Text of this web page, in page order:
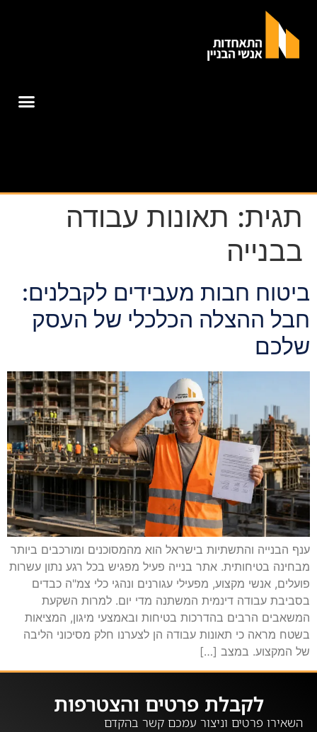
תגית: תאונות עבודה
בבנייה
ביטוח חבות מעבידים לקבלנים:
חבל ההצלה הכלכלי של העסק
שלכם
ענף הבנייה והתשתיות בישראל הוא מהמסוכנים ומורכבים ביותר
מבחינה בטיחותית. אתר בנייה פעיל מפגיש בכל רגע נתון עשרות
פועלים, אנשי מקצוע, מפעילי עגורנים ונהגי כלי צמ"ה כבדים
בסביבת עבודה דינמית המשתנה מדי יום. למרות השקעת
המשאבים הרבים בהדרכות בטיחות ובאמצעי מיגון, המציאות
בשטח מראה כי תאונות עבודה הן לצערנו חלק מסיכוני הליבה
של המקצוע. במצב […]
לקבלת פרטים והצטרפות
השאירו פרטים וניצור עמכם קשר בהקדם